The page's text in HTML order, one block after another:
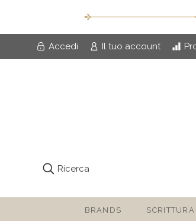
Accedi Il tuo account
Ricerca
BRANDS SCRITTURA